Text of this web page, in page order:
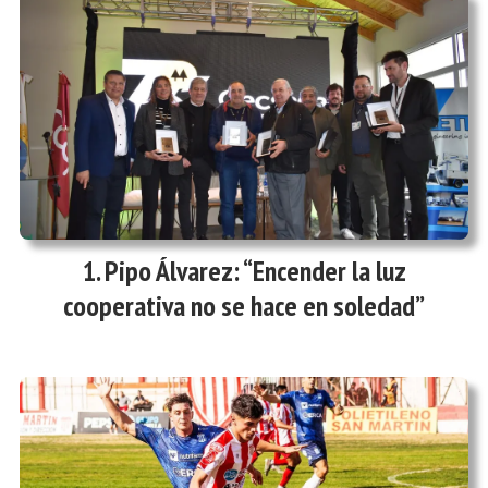
Pipo Álvarez: “Encender la luz
cooperativa no se hace en soledad”